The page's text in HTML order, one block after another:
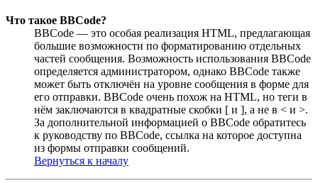
Что такое BBCode?
BBCode — это особая реализация HTML, предлагающая
большие возможности по форматированию отдельных
частей сообщения. Возможность использования BBCode
определяется администратором, однако BBCode также
может быть отключён на уровне сообщения в форме для
его отправки. BBCode очень похож на HTML, но теги в
нём заключаются в квадратные скобки [ и ], а не в < и >.
За дополнительной информацией о BBCode обратитесь
к руководству по BBCode, ссылка на которое доступна
из формы отправки сообщений.
Вернуться к началу